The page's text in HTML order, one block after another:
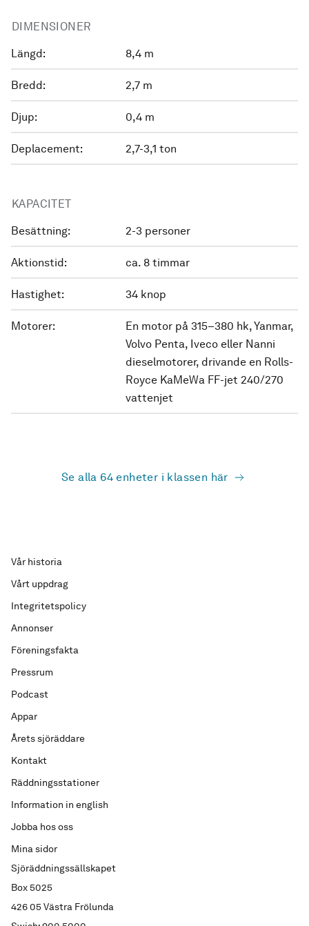
DIMENSIONER
Längd: 8,4 m
Bredd: 2,7 m
Djup: 0,4 m
Deplacement: 2,7-3,1 ton
KAPACITET
Besättning: 2-3 personer
Aktionstid: ca. 8 timmar
Hastighet: 34 knop
Motorer:
En motor på 315–380 hk, Yanmar,
Volvo Penta, Iveco eller Nanni
dieselmotorer, drivande en Rolls-
Royce KaMeWa FF-jet 240/270
vattenjet
Se alla 64 enheter i klassen här
Sjöräddningssällskapet
Box 5025
426 05 Västra Frölunda
Vår historia
Vårt uppdrag
Integritetspolicy
Annonser
Föreningsfakta
Pressrum
Podcast
Appar
Årets sjöräddare
Kontakt
Räddningsstationer
Information in english
Jobba hos oss
Mina sidor